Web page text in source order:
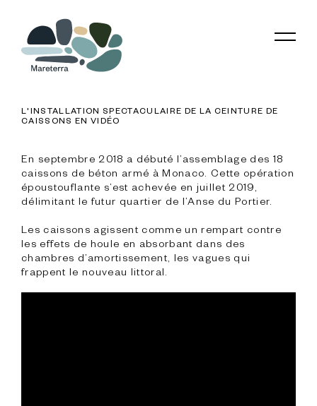
L'INSTALLATION SPECTACULAIRE DE LA CEINTURE DE
CAISSONS EN VIDÉO
En septembre 2018 a débuté l’assemblage des 18
caissons de béton armé à Monaco. Cette opération
époustouflante s’est achevée en juillet 2019,
délimitant le futur quartier de l’Anse du Portier.
Les caissons agissent comme un rempart contre
les effets de houle en absorbant dans des
chambres d’amortissement, les vagues qui
frappent le nouveau littoral.